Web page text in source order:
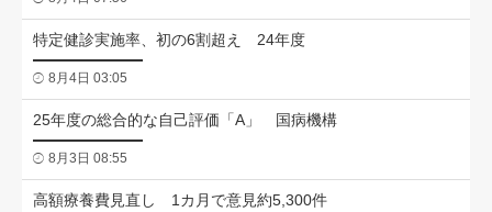
特定健診実施率、初の6割超え 24年度
8月4日 03:05
25年度の総合的な自己評価「A」 国病機構
8月3日 08:55
高額療養費見直し 1カ月で意見約5,300件